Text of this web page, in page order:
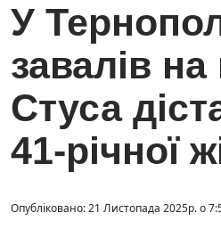
У
завалів на
Стуса
41-річної
Опубліковано: 21 Листопада 2025р. о